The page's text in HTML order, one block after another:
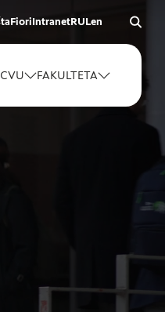
FioriIntranetRULen
CVU FAKULTETA